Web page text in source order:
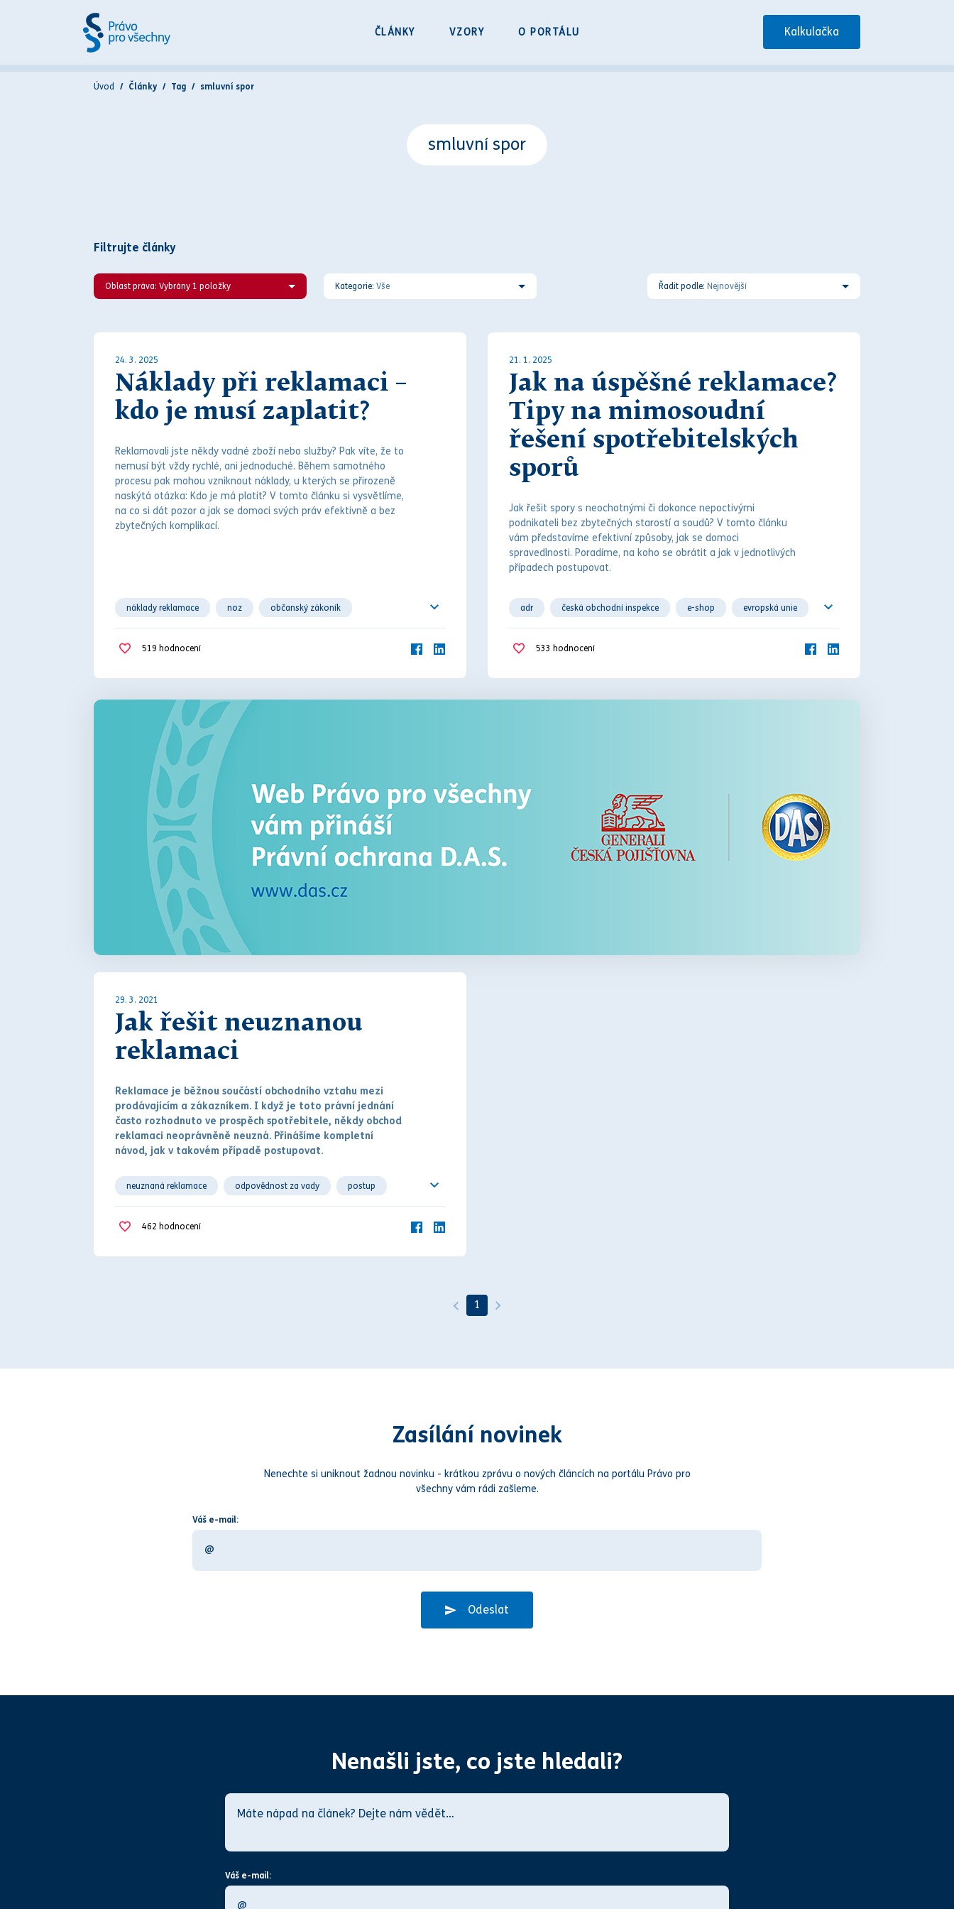
ČLÁNKY VZORY O PORTÁLU Kalkulačka
Úvod Články Tag smluvní spor
smluvní spor
Filtrujte články
Oblast práva: Vybrány 1 položky Kategorie: Vše Řadit podle: Nejnovější
24. 3. 2025
Náklady při reklamaci –
kdo je musí zaplatit?
Reklamovali jste někdy vadné zboží nebo služby? Pak víte, že to
nemusí být vždy rychlé, ani jednoduché. Během samotného
procesu pak mohou vzniknout náklady, u kterých se přirozeně
naskýtá otázka: Kdo je má platit? V tomto článku si vysvětlíme,
na co si dát pozor a jak se domoci svých práv efektivně a bez
zbytečných komplikací.
náklady reklamace noz občanský zákoník
519 hodnocení
21. 1. 2025
Jak na úspěšné reklamace?
Tipy na mimosoudní
řešení spotřebitelských
sporů
Jak řešit spory s neochotnými či dokonce nepoctivými
podnikateli bez zbytečných starostí a soudů? V tomto článku
vám představíme efektivní způsoby, jak se domoci
spravedlnosti. Poradíme, na koho se obrátit a jak v jednotlivých
případech postupovat.
adr česká obchodní inspekce e-shop evropská unie
533 hodnocení
29. 3. 2021
Jak řešit neuznanou
reklamaci
Reklamace je běžnou součástí obchodního vztahu mezi
prodávajícím a zákazníkem. I když je toto právní jednání
často rozhodnuto ve prospěch spotřebitele, někdy obchod
reklamaci neoprávněně neuzná. Přinášíme kompletní
návod, jak v takovém případě postupovat.
neuznaná reklamace odpovědnost za vady postup
462 hodnocení
1
Zasílání novinek
Nenechte si uniknout žadnou novinku - krátkou zprávu o nových článcích na portálu Právo pro
všechny vám rádi zašleme.
Váš e-mail:
Odeslat
Nenašli jste, co jste hledali?
Váš e-mail: